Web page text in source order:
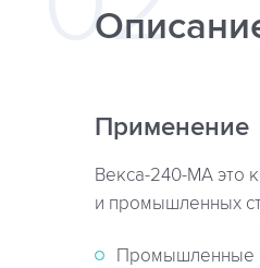
Применение
Векса-240-МА это
и промышленных
Промышленные